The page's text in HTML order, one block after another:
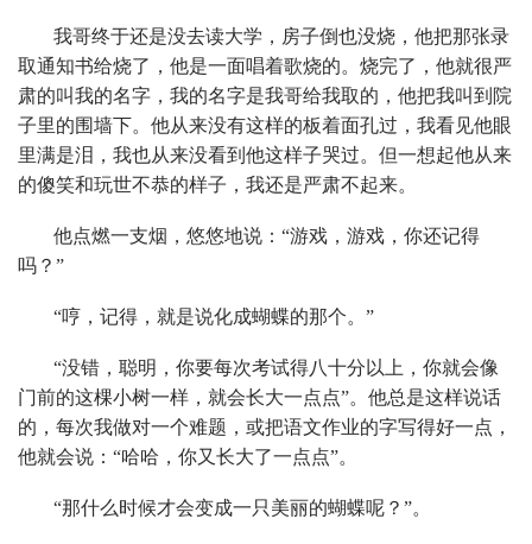
我哥终于还是没去读大学，房子倒也没烧，他把那张录
取通知书给烧了，他是一面唱着歌烧的。烧完了，他就很严
肃的叫我的名字，我的名字是我哥给我取的，他把我叫到院
子里的围墙下。他从来没有这样的板着面孔过，我看见他眼
里满是泪，我也从来没看到他这样子哭过。但一想起他从来
的傻笑和玩世不恭的样子，我还是严肃不起来。
他点燃一支烟，悠悠地说：“游戏，游戏，你还记得
吗？”
“哼，记得，就是说化成蝴蝶的那个。”
“没错，聪明，你要每次考试得八十分以上，你就会像
门前的这棵小树一样，就会长大一点点”。他总是这样说话
的，每次我做对一个难题，或把语文作业的字写得好一点，
他就会说：“哈哈，你又长大了一点点”。
“那什么时候才会变成一只美丽的蝴蝶呢？”。